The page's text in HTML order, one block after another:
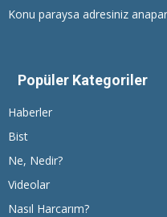
Konu paraysa adresiniz
Popüler Kategoriler
Haberler
Bist
Ne, Nedir?
Videolar
Nasıl Harcarım?